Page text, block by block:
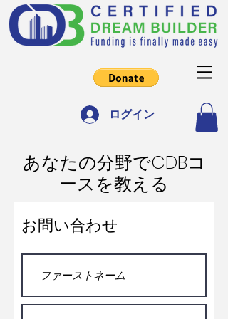
ログイン
あなたの分野でCDBコ
ースを教える
お問い合わせ